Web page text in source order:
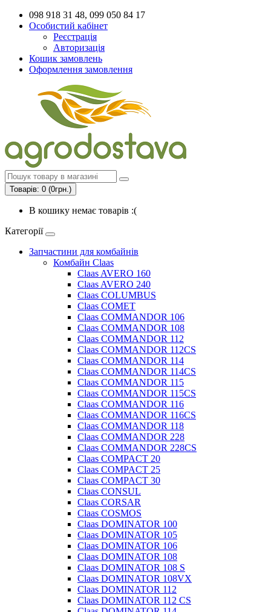
098 918 31 48, 099 050 84 17
Особистий кабінет
Реєстрація
Авторизація
Кошик замовлень
Оформлення замовлення
Товарів: 0 (0грн.)
В кошику немає товарів :(
Категорії
Запчастини для комбайнів
Комбайн Claas
Claas AVERO 160
Claas AVERO 240
Claas COLUMBUS
Claas COMET
Claas COMMANDOR 106
Claas COMMANDOR 108
Claas COMMANDOR 112
Claas COMMANDOR 112CS
Claas COMMANDOR 114
Claas COMMANDOR 114CS
Claas COMMANDOR 115
Claas COMMANDOR 115CS
Claas COMMANDOR 116
Claas COMMANDOR 116CS
Claas COMMANDOR 118
Claas COMMANDOR 228
Claas COMMANDOR 228CS
Claas COMPACT 20
Claas COMPACT 25
Claas COMPACT 30
Claas CONSUL
Claas CORSAR
Claas COSMOS
Claas DOMINATOR 100
Claas DOMINATOR 105
Claas DOMINATOR 106
Claas DOMINATOR 108
Claas DOMINATOR 108 S
Claas DOMINATOR 108VX
Claas DOMINATOR 112
Claas DOMINATOR 112 CS